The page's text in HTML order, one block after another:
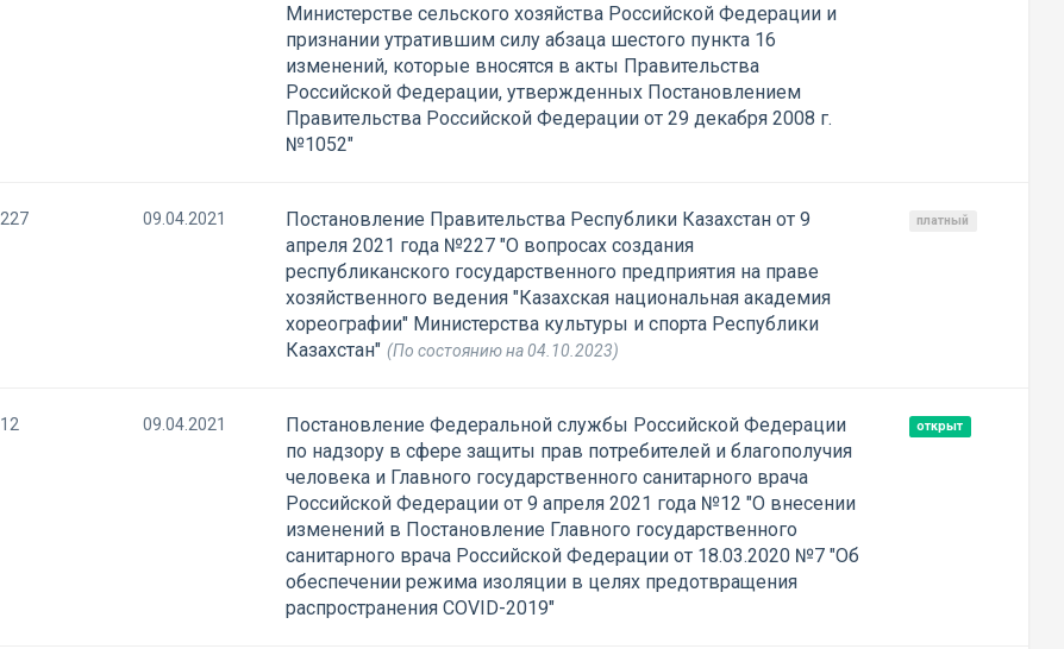
Министерстве сельского хозяйства Российской Федерации и
признании утратившим силу абзаца шестого пункта 16
изменений, которые вносятся в акты Правительства
Российской Федерации, утвержденных Постановлением
Правительства Российской Федерации от 29 декабря 2008 г.
№1052"
227 09.04.2021
Постановление Правительства Республики Казахстан от 9
апреля 2021 года №227 "О вопросах создания
республиканского государственного предприятия на праве
хозяйственного ведения "Казахская национальная академия
хореографии" Министерства культуры и спорта Республики
Казахстан" (По состоянию на 04.10.2023)
платный
12 09.04.2021
Постановление Федеральной службы Российской Федерации
по надзору в сфере защиты прав потребителей и благополучия
человека и Главного государственного санитарного врача
Российской Федерации от 9 апреля 2021 года №12 "О внесении
изменений в Постановление Главного государственного
санитарного врача Российской Федерации от 18.03.2020 №7 "Об
обеспечении режима изоляции в целях предотвращения
распространения COVID-2019"
открыт